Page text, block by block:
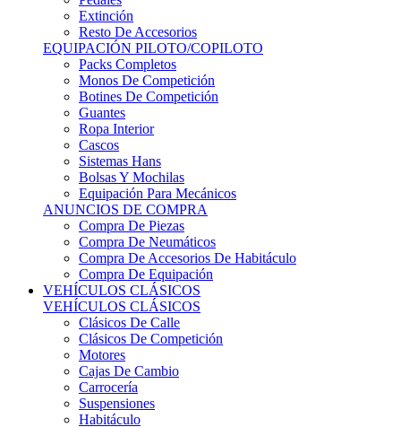
Resto De Accesorios
EQUIPACIÓN PILOTO/COPILOTO
Packs Completos
Monos De Competición
Botines De Competición
Guantes
Ropa Interior
Cascos
Sistemas Hans
Bolsas Y Mochilas
Equipación Para Mecánicos
ANUNCIOS DE COMPRA
Compra De Piezas
Compra De Neumáticos
Compra De Accesorios De Habitáculo
Compra De Equipación
VEHÍCULOS CLÁSICOS
VEHÍCULOS CLÁSICOS
Clásicos De Calle
Clásicos De Competición
Motores
Cajas De Cambio
Carrocería
Suspensiones
Habitáculo
Llantas